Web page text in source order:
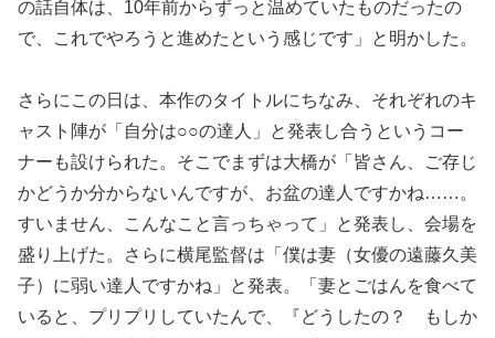
の話自体は、10年前からずっと温めていたものだったの
で、これでやろうと進めたという感じです」と明かした。
さらにこの日は、本作のタイトルにちなみ、それぞれのキ
ャスト陣が「自分は○○の達人」と発表し合うというコー
ナーも設けられた。そこでまずは大橋が「皆さん、ご存じ
かどうか分からないんですが、お盆の達人ですかね……。
すいません、こんなこと言っちゃって」と発表し、会場を
盛り上げた。さらに横尾監督は「僕は妻（女優の遠藤久美
子）に弱い達人ですかね」と発表。「妻とごはんを食べて
いると、プリプリしていたんで、『どうしたの？ もしか